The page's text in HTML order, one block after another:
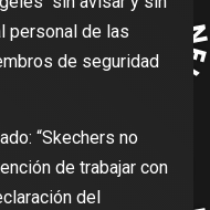
personal de las
de seguridad
“Skechers no
de trabajar con
del